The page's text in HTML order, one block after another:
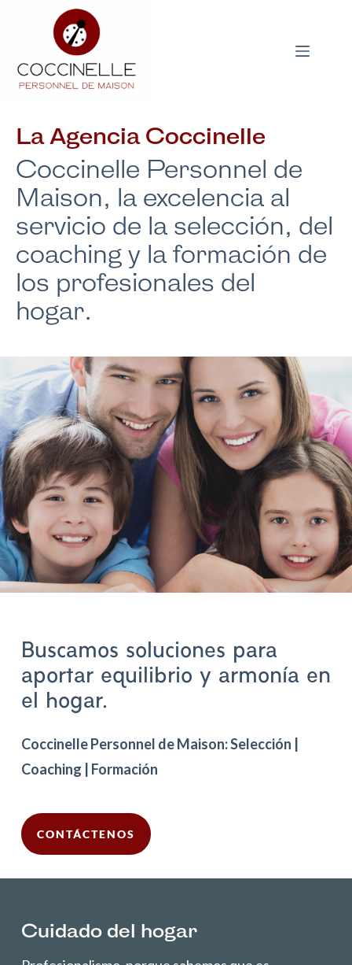
La Agencia Coccinelle
Coccinelle Personnel de
Maison, la excelencia al
servicio de la selección, del
coaching y la formación de
los profesionales del
hogar.
Buscamos soluciones para
aportar equilibrio y armonía en
el hogar.
Coccinelle Personnel de Maison: Selección |
Coaching | Formación
CONTÁCTENOS
Cuidado del hogar